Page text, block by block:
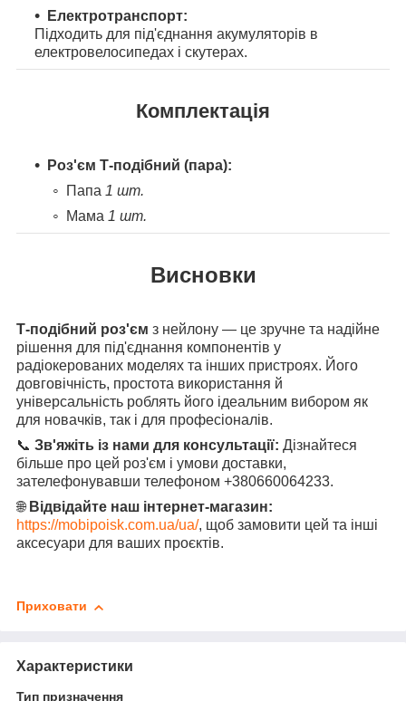
Електротранспорт:
Підходить для під'єднання акумуляторів в
електровелосипедах і скутерах.
Комплектація
Роз'єм Т-подібний (пара):
Папа 1 шт.
Мама 1 шт.
Висновки
Т-подібний роз'єм з нейлону — це зручне та надійне
рішення для під'єднання компонентів у
радіокерованих моделях та інших пристроях. Його
довговічність, простота використання й
універсальність роблять його ідеальним вибором як
для новачків, так і для професіоналів.
📞 Зв'яжіть із нами для консультації: Дізнайтеся
більше про цей роз'єм і умови доставки,
зателефонувавши телефоном +380660064233.
🌐 Відвідайте наш інтернет-магазин:
https://mobipoisk.com.ua/ua/, щоб замовити цей та інші
аксесуари для ваших проєктів.
Приховати
Характеристики
Тип призначення